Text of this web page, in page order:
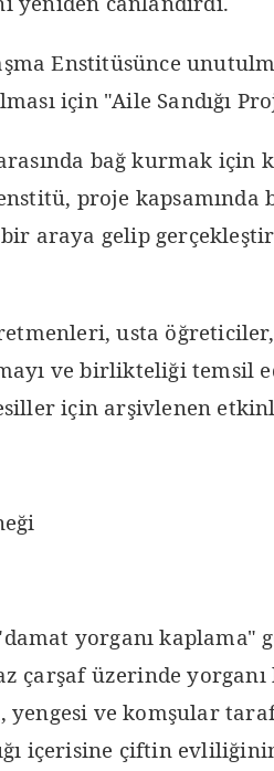
Enstitüsünce
için "Aile Sandığı
bağ kurmak
proje
bir araya gelip
usta
ve birlikteliği temsil
için arşivlenen
yorganı kaplama"
çarşaf üzerinde yorganı
yengesi ve komşular
içerisine çiftin